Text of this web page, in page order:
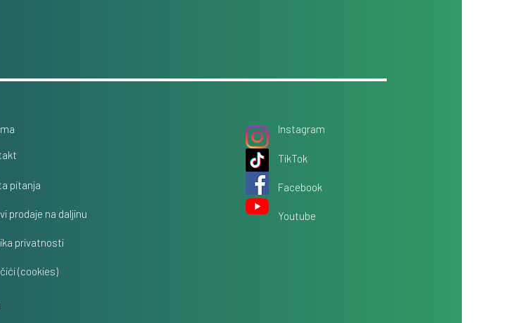
pitanja
prodaje na daljinu
privatnosti
(cookies)
Instagram
TikTok
Facebook
Youtube